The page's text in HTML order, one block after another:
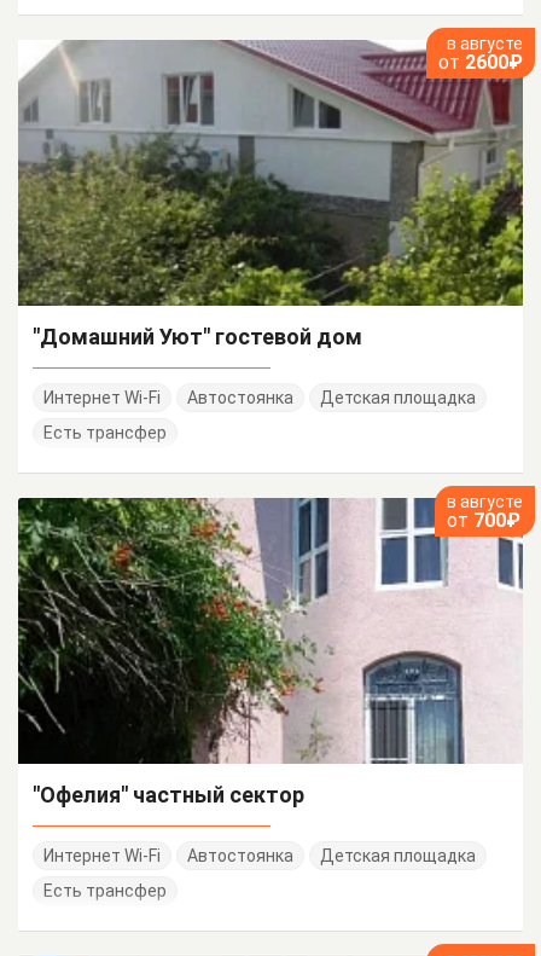
в августе
от 2600₽
"Домашний Уют" гостевой дом
Интернет Wi-Fi Автостоянка
Детская площадка
Есть трансфер
в августе
от 700₽
"Офелия" частный сектор
Интернет Wi-Fi Автостоянка
Детская площадка
Есть трансфер